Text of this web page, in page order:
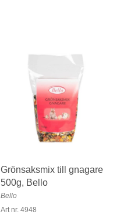
Grönsaksmix till gnagare
500g, Bello
Bello
Art nr. 4948